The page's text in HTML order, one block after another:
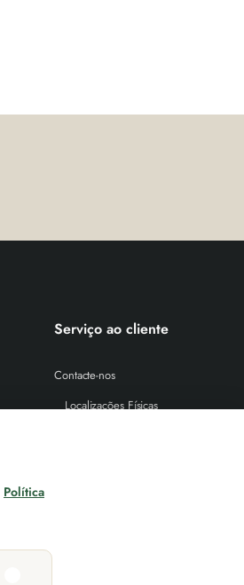
Serviço ao cliente
Contacte-nos
Localizações Físicas
Política